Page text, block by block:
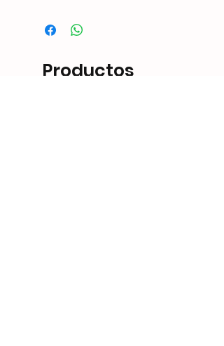
Productos